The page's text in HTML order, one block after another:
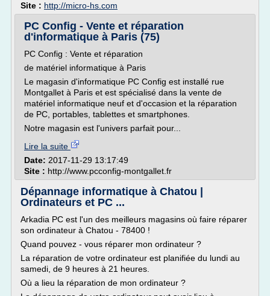
Site : http://micro-hs.com
PC Config - Vente et réparation
d'informatique à Paris (75)
PC Config : Vente et réparation
de matériel informatique à Paris
Le magasin d'informatique PC Config est installé rue
Montgallet à Paris et est spécialisé dans la vente de
matériel informatique neuf et d'occasion et la réparation
de PC, portables, tablettes et smartphones.
Notre magasin est l'univers parfait pour...
Lire la suite
Date: 2017-11-29 13:17:49
Site : http://www.pcconfig-montgallet.fr
Dépannage informatique à Chatou |
Ordinateurs et PC ...
Arkadia PC est l'un des meilleurs magasins où faire réparer
son ordinateur à Chatou - 78400 !
Quand pouvez - vous réparer mon ordinateur ?
La réparation de votre ordinateur est planifiée du lundi au
samedi, de 9 heures à 21 heures.
Où a lieu la réparation de mon ordinateur ?